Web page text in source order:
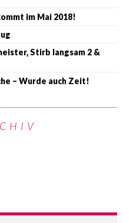
im Mai 2018!
Stirb langsam 2 &
– Wurde auch Zeit!